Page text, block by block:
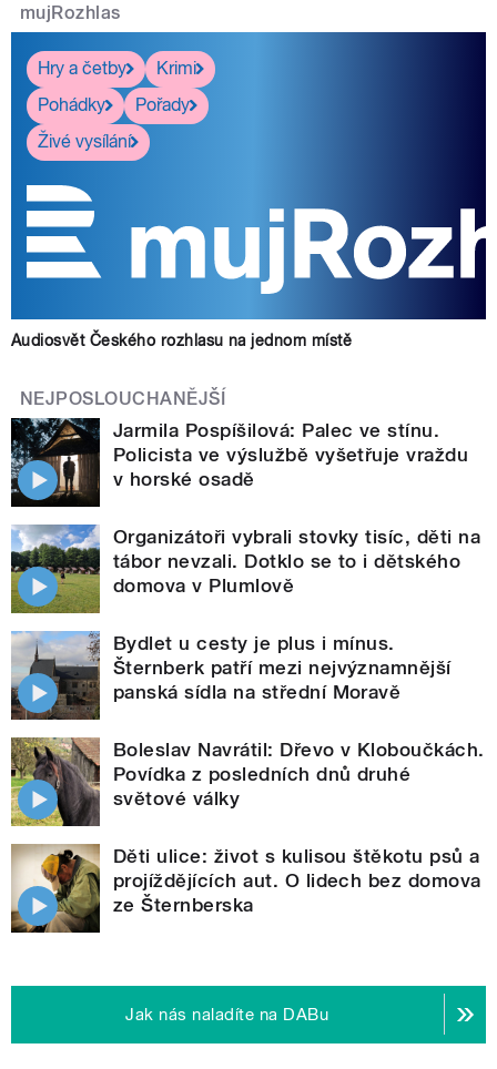
mujRozhlas
Hry a četby
Krimi
Pohádky
Pořady
Živé vysílání
Audiosvět Českého rozhlasu na jednom místě
NEJPOSLOUCHANĚJŠÍ
Jarmila Pospíšilová: Palec ve stínu.
Policista ve výslužbě vyšetřuje vraždu
v horské osadě
Organizátoři vybrali stovky tisíc, děti na
tábor nevzali. Dotklo se to i dětského
domova v Plumlově
Bydlet u cesty je plus i mínus.
Šternberk patří mezi nejvýznamnější
panská sídla na střední Moravě
Boleslav Navrátil: Dřevo v Kloboučkách.
Povídka z posledních dnů druhé
světové války
Děti ulice: život s kulisou štěkotu psů a
projíždějících aut. O lidech bez domova
ze Šternberska
Jak nás naladíte na DABu